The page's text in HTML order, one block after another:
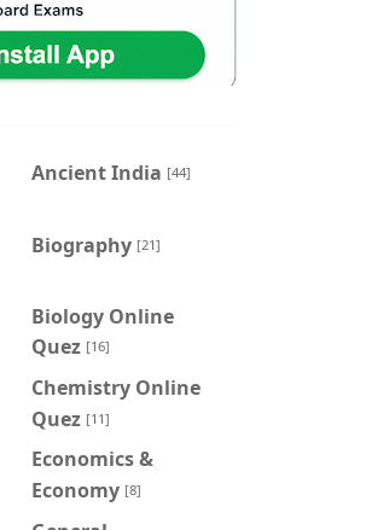
Ancient India [44]
Biography [21]
Biology Online
Quez [16]
Chemistry Online
Quez [11]
Economics &
Economy [8]